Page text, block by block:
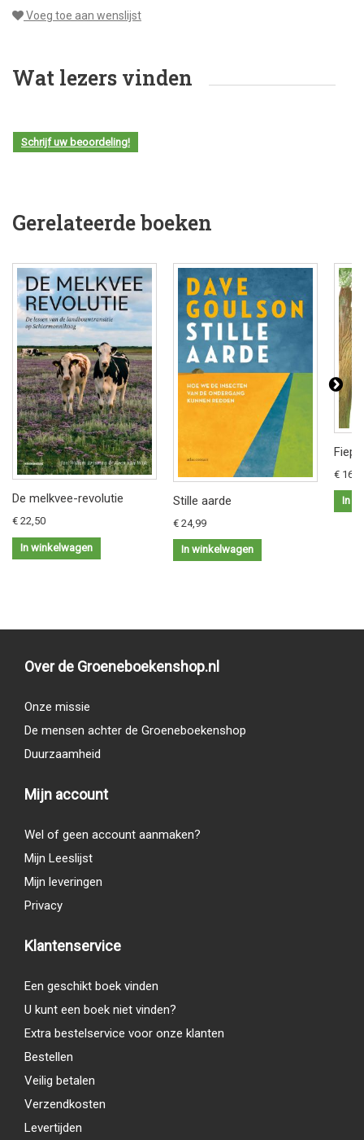
Voeg toe aan wenslijst
Wat lezers vinden
Schrijf uw beoordeling!
Gerelateerde boeken
De melkvee-revolutie
€ 22,50
In winkelwagen
Stille aarde
€ 24,99
In winkelwagen
Fiep
€
In
Over de Groeneboekenshop.nl
Onze missie
De mensen achter de Groeneboekenshop
Duurzaamheid
Mijn account
Wel of geen account aanmaken?
Mijn Leeslijst
Mijn leveringen
Privacy
Klantenservice
Een geschikt boek vinden
U kunt een boek niet vinden?
Extra bestelservice voor onze klanten
Bestellen
Veilig betalen
Verzendkosten
Levertijden